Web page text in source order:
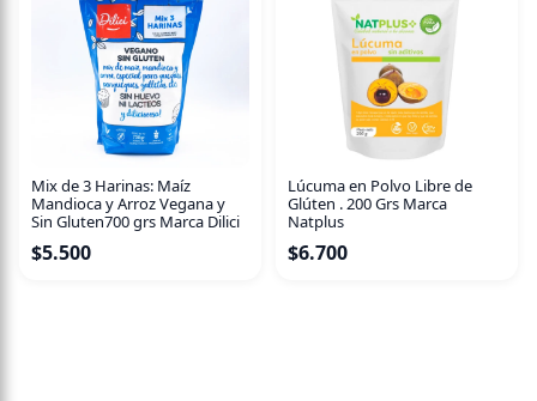
Nutricional" tab_id="1544040639731-ff9723aa-6026"
Mix de 3 Harinas: Maíz
Mandioca y Arroz Vegana y
Sin Gluten700 grs Marca Dilici
$5.500
Lúcuma en Polvo Libre de
Glúten . 200 Grs Marca
Natplus
$6.700